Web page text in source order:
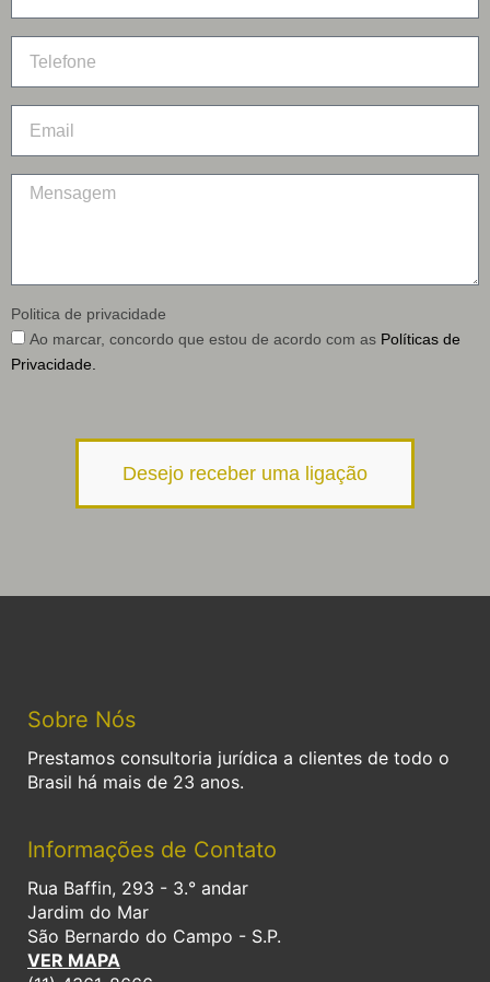
Politica de privacidade
Ao marcar, concordo que estou de acordo com as Políticas de
Privacidade.
Desejo receber uma ligação
Sobre Nós
Prestamos consultoria jurídica a clientes de todo o
Brasil há mais de 23 anos.
Informações de Contato
Rua Baffin, 293 - 3.° andar
Jardim do Mar
São Bernardo do Campo - S.P.
VER MAPA